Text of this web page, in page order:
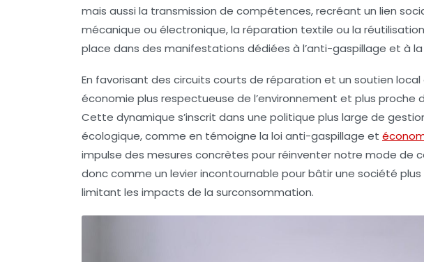
mais aussi la transmission de compétences, recréant un lien
mécanique ou électronique, la réparation textile ou la
place dans des manifestations dédiées à l’anti-gaspillage et à la
En favorisant des circuits courts de réparation et un soutien
économie plus respectueuse de l’environnement et plus
Cette dynamique s’inscrit dans une politique plus large de
écologique, comme en témoigne la loi anti-gaspillage et
impulse des mesures concrètes pour réinventer notre mode de
donc comme un levier incontournable pour bâtir une société
limitant les impacts de la surconsommation.